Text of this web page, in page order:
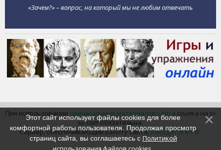
«Зачем?» – вопрос, на который мы не любим отвечать
При использовании оригинальных материалов сайта ссылка на si-
sv.com обязательна.
Сервер, обеспечивающий работу сайта,находится в РФ.
Этот сайт использует файлы cookies для более
комфортной работы пользователя. Продолжая просмотр
страниц сайта, вы соглашаетесь с Политикой